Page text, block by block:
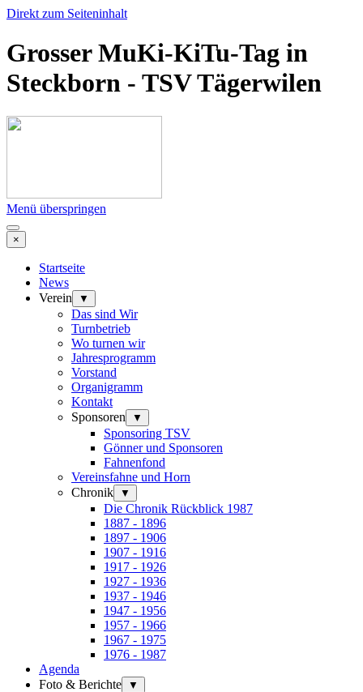
Direkt zum Seiteninhalt
Grosser MuKi-KiTu-Tag in
Steckborn - TSV Tägerwilen
Menü überspringen
×
Startseite
News
Verein
▼
Das sind Wir
Turnbetrieb
Wo turnen wir
Jahresprogramm
Vorstand
Organigramm
Kontakt
Sponsoren
▼
Sponsoring TSV
Gönner und Sponsoren
Fahnenfond
Vereinsfahne und Horn
Chronik
▼
Die Chronik Rückblick 1987
1887 - 1896
1897 - 1906
1907 - 1916
1917 - 1926
1927 - 1936
1937 - 1946
1947 - 1956
1957 - 1966
1967 - 1975
1976 - 1987
Agenda
Foto & Berichte
▼